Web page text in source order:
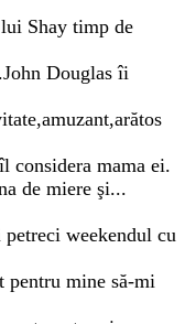
Shay timp de
Douglas îi
considera mama ei.
de miere şi...
weekendul cu
pentru mine să-mi